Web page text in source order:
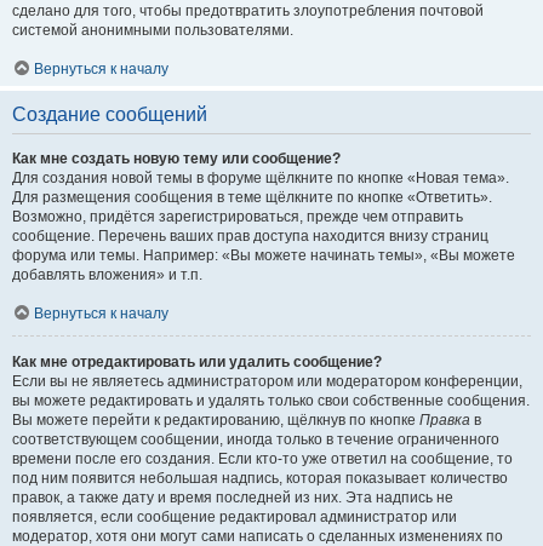
сделано для того, чтобы предотвратить злоупотребления почтовой
системой анонимными пользователями.
Вернуться к началу
Создание сообщений
Как мне создать новую тему или сообщение?
Для создания новой темы в форуме щёлкните по кнопке «Новая тема».
Для размещения сообщения в теме щёлкните по кнопке «Ответить».
Возможно, придётся зарегистрироваться, прежде чем отправить
сообщение. Перечень ваших прав доступа находится внизу страниц
форума или темы. Например: «Вы можете начинать темы», «Вы можете
добавлять вложения» и т.п.
Вернуться к началу
Как мне отредактировать или удалить сообщение?
Если вы не являетесь администратором или модератором конференции,
вы можете редактировать и удалять только свои собственные сообщения.
Вы можете перейти к редактированию, щёлкнув по кнопке Правка в
соответствующем сообщении, иногда только в течение ограниченного
времени после его создания. Если кто-то уже ответил на сообщение, то
под ним появится небольшая надпись, которая показывает количество
правок, а также дату и время последней из них. Эта надпись не
появляется, если сообщение редактировал администратор или
модератор, хотя они могут сами написать о сделанных изменениях по